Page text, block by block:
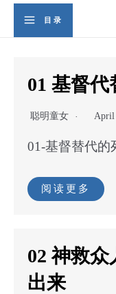
Main
Menu
目录
01 基督代
聪明童女 April
01-基督替代
阅读更多
02 神救众
出来